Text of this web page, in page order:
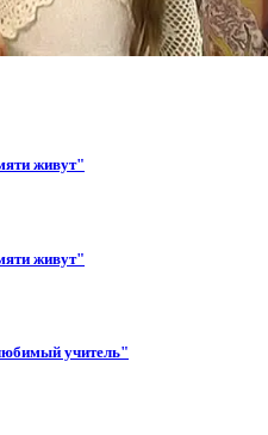
живут"
живут"
учитель"